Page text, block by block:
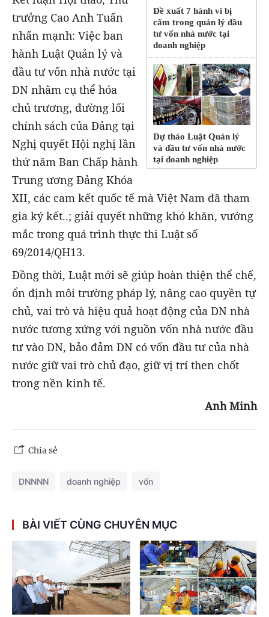
Đề xuất 7 hành vi bị
cấm trong quản lý đầu
tư vốn nhà nước tại
doanh nghiệp
Dự thảo Luật Quản lý
và đầu tư vốn nhà nước
tại doanh nghiệp
trưởng Cao Anh Tuấn
nhấn mạnh: Việc ban
hành Luật Quản lý và
đầu tư vốn nhà nước tại
DN nhằm cụ thể hóa
chủ trương, đường lối
chính sách của Đảng tại
Nghị quyết Hội nghị lần
thứ năm Ban Chấp hành
Trung ương Đảng Khóa
XII, các cam kết quốc tế mà Việt Nam đã tham
gia ký kết..; giải quyết những khó khăn, vướng
mắc trong quá trình thực thi Luật số
69/2014/QH13.
Đồng thời, Luật mới sẽ giúp hoàn thiện thể chế,
ổn định môi trường pháp lý, nâng cao quyền tự
chủ, vai trò và hiệu quả hoạt động của DN nhà
nước tương xứng với nguồn vốn nhà nước đầu
tư vào DN, bảo đảm DN có vốn đầu tư của nhà
nước giữ vai trò chủ đạo, giữ vị trí then chốt
trong nền kinh tế.
Anh Minh
Chia sẻ
DNNNN doanh nghiệp vốn
BÀI VIẾT CÙNG CHUYÊN MỤC